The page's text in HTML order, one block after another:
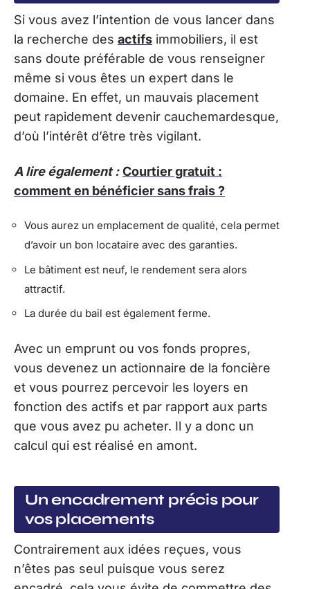
Si vous avez l’intention de vous lancer dans
la recherche des actifs immobiliers, il est
sans doute préférable de vous renseigner
même si vous êtes un expert dans le
domaine. En effet, un mauvais placement
peut rapidement devenir cauchemardesque,
d’où l’intérêt d’être très vigilant.
A lire également : Courtier gratuit :
comment en bénéficier sans frais ?
Vous aurez un emplacement de qualité, cela permet
d’avoir un bon locataire avec des garanties.
Le bâtiment est neuf, le rendement sera alors
attractif.
La durée du bail est également ferme.
Avec un emprunt ou vos fonds propres,
vous devenez un actionnaire de la foncière
et vous pourrez percevoir les loyers en
fonction des actifs et par rapport aux parts
que vous avez pu acheter. Il y a donc un
calcul qui est réalisé en amont.
Un encadrement précis pour
vos placements
Contrairement aux idées reçues, vous
n’êtes pas seul puisque vous serez